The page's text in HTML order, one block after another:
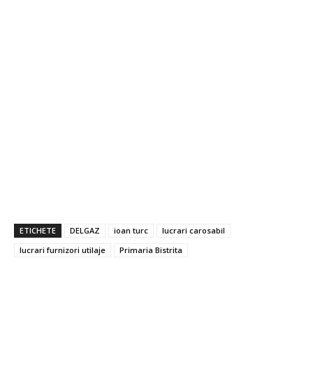
ETICHETE DELGAZ ioan turc
lucrari carosabil
lucrari furnizori utilaje
Primaria Bistrita